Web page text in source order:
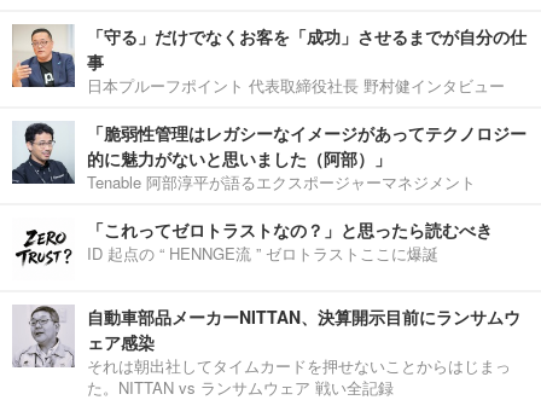
「守る」だけでなくお客を「成功」させるまでが自分の仕
事
日本プルーフポイント 代表取締役社長 野村健インタビュー
「脆弱性管理はレガシーなイメージがあってテクノロジー
的に魅力がないと思いました（阿部）」
Tenable 阿部淳平が語るエクスポージャーマネジメント
「これってゼロトラストなの？」と思ったら読むべき
ID 起点の “ HENNGE流 ” ゼロトラストここに爆誕
自動車部品メーカーNITTAN、決算開示目前にランサムウ
ェア感染
それは朝出社してタイムカードを押せないことからはじまっ
た。NITTAN vs ランサムウェア 戦い全記録